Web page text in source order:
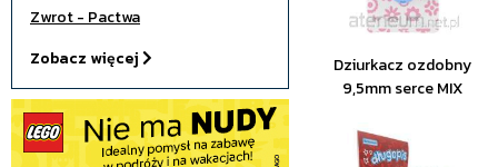
Zwrot - Pactwa
Zobacz więcej
Dziurkacz ozdobny
9,5mm serce MIX